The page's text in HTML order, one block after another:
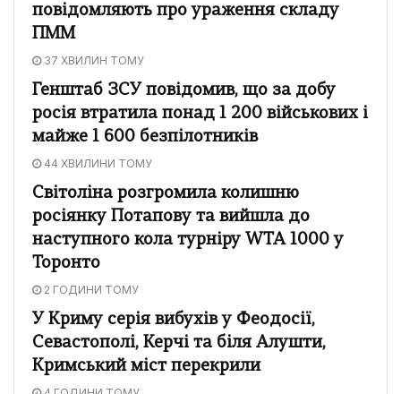
повідомляють про ураження складу
ПММ
37 ХВИЛИН ТОМУ
Генштаб ЗСУ повідомив, що за добу
росія втратила понад 1 200 військових і
майже 1 600 безпілотників
44 ХВИЛИНИ ТОМУ
Світоліна розгромила колишню
росіянку Потапову та вийшла до
наступного кола турніру WTA 1000 у
Торонто
2 ГОДИНИ ТОМУ
У Криму серія вибухів у Феодосії,
Севастополі, Керчі та біля Алушти,
Кримський міст перекрили